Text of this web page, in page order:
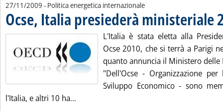
27/11/2009 - Politica energetica internazionale
Ocse, Italia presiederà ministeriale
L'Italia è stata eletta alla
Ocse 2010, che si terrà a Parigi
quanto annuncia il Ministero delle
"Dell'Ocse - Organizzazione
Sviluppo Economico - sono
l'Italia, e altri 10 ha...